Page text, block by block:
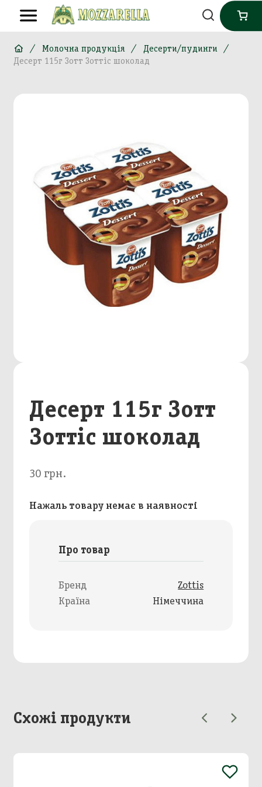
Молочна продукція
Десерти/пудинги
Десерт 115г Зотт Зоттіс шоколад
Десерт 115г Зотт
Зоттіс шоколад
30 грн.
Нажаль товару немає в наявності
Про товар
Бренд
Zottis
Країна
Німеччина
Схожі продукти